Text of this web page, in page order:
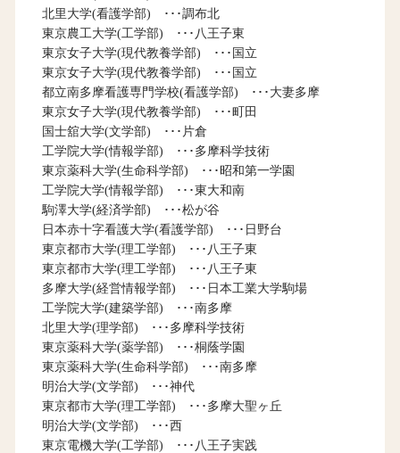
北里大学(看護学部) ･･･調布北
東京農工大学(工学部) ･･･八王子東
東京女子大学(現代教養学部) ･･･国立
東京女子大学(現代教養学部) ･･･国立
都立南多摩看護専門学校(看護学部) ･･･大妻多摩
東京女子大学(現代教養学部) ･･･町田
国士舘大学(文学部) ･･･片倉
工学院大学(情報学部) ･･･多摩科学技術
東京薬科大学(生命科学部) ･･･昭和第一学園
工学院大学(情報学部) ･･･東大和南
駒澤大学(経済学部) ･･･松が谷
日本赤十字看護大学(看護学部) ･･･日野台
東京都市大学(理工学部) ･･･八王子東
東京都市大学(理工学部) ･･･八王子東
多摩大学(経営情報学部) ･･･日本工業大学駒場
工学院大学(建築学部) ･･･南多摩
北里大学(理学部) ･･･多摩科学技術
東京薬科大学(薬学部) ･･･桐蔭学園
東京薬科大学(生命科学部) ･･･南多摩
明治大学(文学部) ･･･神代
東京都市大学(理工学部) ･･･多摩大聖ヶ丘
明治大学(文学部) ･･･西
東京電機大学(工学部) ･･･八王子実践